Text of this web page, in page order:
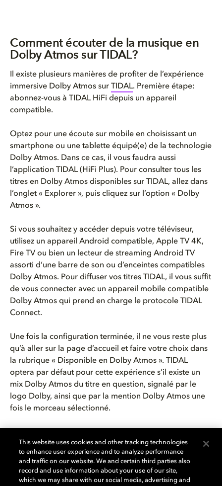
Comment écouter de la musique en
Dolby Atmos sur TIDAL?
Il existe plusieurs manières de profiter de l’expérience
immersive Dolby Atmos sur TIDAL. Première étape:
abonnez-vous à TIDAL HiFi depuis un appareil
compatible.
Optez pour une écoute sur mobile en choisissant un
smartphone ou une tablette équipé(e) de la technologie
Dolby Atmos. Dans ce cas, il vous faudra aussi
l’application TIDAL (HiFi Plus). Pour consulter tous les
titres en Dolby Atmos disponibles sur TIDAL, allez dans
l’onglet « Explorer », puis cliquez sur l’option « Dolby
Atmos ».
Si vous souhaitez y accéder depuis votre téléviseur,
utilisez un appareil Android compatible, Apple TV 4K,
Fire TV ou bien un lecteur de streaming Android TV
assorti d’une barre de son ou d’enceintes compatibles
Dolby Atmos. Pour diffuser vos titres TIDAL, il vous suffit
de vous connecter avec un appareil mobile compatible
Dolby Atmos qui prend en charge le protocole TIDAL
Connect.
Une fois la configuration terminée, il ne vous reste plus
qu’à aller sur la page d’accueil et faire votre choix dans
la rubrique « Disponible en Dolby Atmos ». TIDAL
optera par défaut pour cette expérience s’il existe un
mix Dolby Atmos du titre en question, signalé par le
logo Dolby, ainsi que par la mention Dolby Atmos une
fois le morceau sélectionné.
sur l’application TIDAL pour une écoute optimale.
This website uses cookies and other tracking technologies
to enhance user experience and to analyze performance
and traffic on our website. We and certain third parties also
record and use information about your use of our site,
which we may share with our social media, advertising and